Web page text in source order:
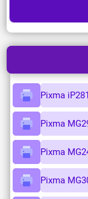
Pixma
Pixma
Pixma
Pixma